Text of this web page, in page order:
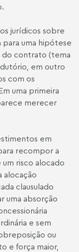
jurídicos sobre
para uma hipótese
contrato (tema
em outro
com os
uma primeira
merecer
em
recompor a
risco alocado
alocação
clausulado
uma absorção
e sem
ou
e força maior,